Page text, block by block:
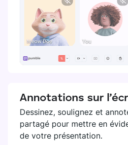
Annotations sur
Dessinez, soulignez et
partagé pour mettre en
de votre présentation.